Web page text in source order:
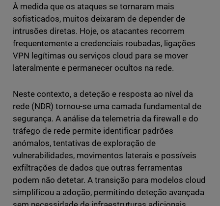
À medida que os ataques se tornaram mais
sofisticados, muitos deixaram de depender de
intrusões diretas. Hoje, os atacantes recorrem
frequentemente a credenciais roubadas, ligações
VPN legítimas ou serviços cloud para se mover
lateralmente e permanecer ocultos na rede.
Neste contexto, a deteção e resposta ao nível da
rede (NDR) tornou-se uma camada fundamental de
segurança. A análise da telemetria da firewall e do
tráfego de rede permite identificar padrões
anómalos, tentativas de exploração de
vulnerabilidades, movimentos laterais e possíveis
exfiltrações de dados que outras ferramentas
podem não detetar. A transição para modelos cloud
simplificou a adoção, permitindo deteção avançada